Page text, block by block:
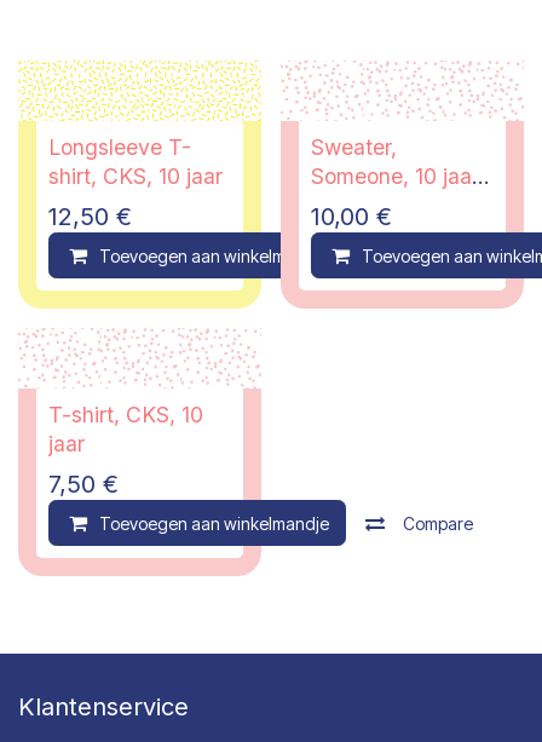
Longsleeve T-
shirt, CKS, 10 jaar
12,50 €
Toevoegen aan winkelmandje Compare
Sweater,
Someone, 10 jaar
- PI
10,00 €
Toevoegen aan
T-shirt, CKS, 10
jaar
7,50 €
Toevoegen aan winkelmandje Compare
Klantenservice